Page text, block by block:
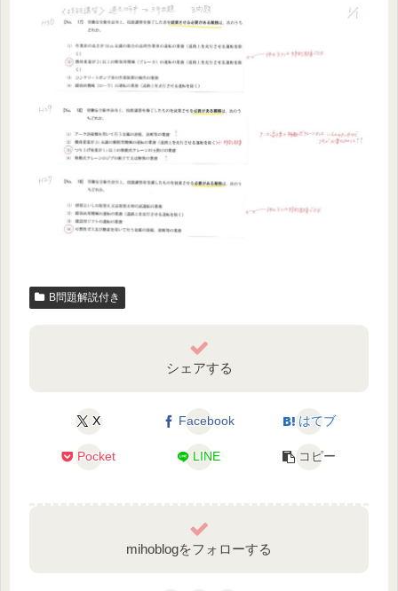
B問題解説付き
シェアする
X Facebook はてブ
Pocket LINE コピー
mihoblogをフォローする